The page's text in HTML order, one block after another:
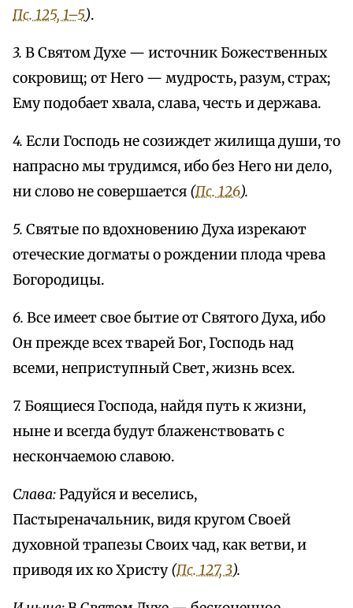
Пс. 125, 1–5).
3. В Святом Духе — источник Божественных
сокровищ; от Него — мудрость, разум, страх;
Ему подобает хвала, слава, честь и держава.
4. Если Господь не созиждет жилища души, то
напрасно мы трудимся, ибо без Него ни дело,
ни слово не совершается (Пс. 126).
5. Святые по вдохновению Духа изрекают
отеческие догматы о рождении плода чрева
Богородицы.
6. Все имеет свое бытие от Святого Духа, ибо
Он прежде всех тварей Бог, Господь над
всеми, неприступный Свет, жизнь всех.
7. Боящиеся Господа, найдя путь к жизни,
ныне и всегда будут блаженствовать с
нескончаемою славою.
Слава:Радуйся и веселись,
Пастыреначальник, видя кругом Своей
духовной трапезы Своих чад, как ветви, и
приводя их ко Христу(Пс. 127, 3).